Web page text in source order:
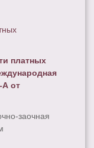
платных
А от
заочная